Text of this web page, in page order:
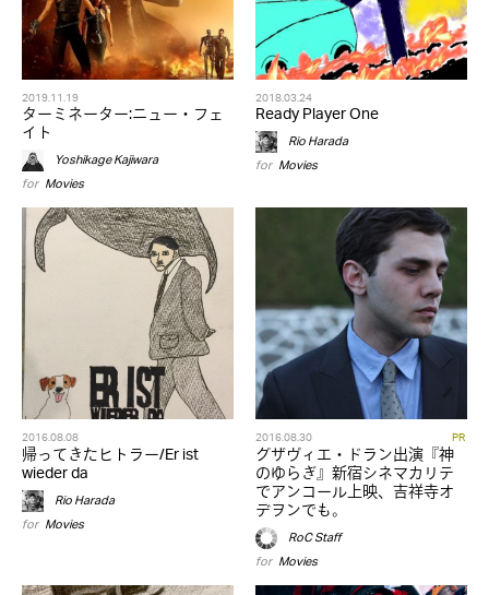
2019.11.19
ターミネーター:ニュー・フェ
イト
Yoshikage Kajiwara
for Movies
2018.03.24
Ready Player One
Rio Harada
for Movies
2016.08.08
帰ってきたヒトラー/Er ist
wieder da
Rio Harada
for Movies
2016.08.30 PR
グザヴィエ・ドラン出演『神
のゆらぎ』新宿シネマカリテ
でアンコール上映、吉祥寺オ
デヲンでも。
RoC Staff
for Movies